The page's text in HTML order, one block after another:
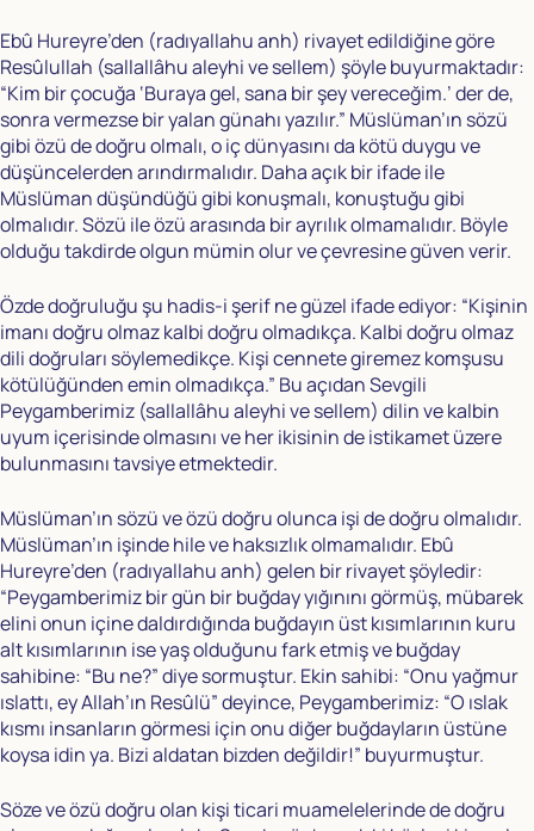
Ebû Hureyre’den (radıyallahu anh) rivayet edildiğine göre
Resûlullah (sallallâhu aleyhi ve sellem) şöyle buyurmaktadır:
“Kim bir çocuğa ‘Buraya gel, sana bir şey vereceğim.’ der de,
sonra vermezse bir yalan günahı yazılır.” Müslüman’ın sözü
gibi özü de doğru olmalı, o iç dünyasını da kötü duygu ve
düşüncelerden arındırmalıdır. Daha açık bir ifade ile
Müslüman düşündüğü gibi konuşmalı, konuştuğu gibi
olmalıdır. Sözü ile özü arasında bir ayrılık olmamalıdır. Böyle
olduğu takdirde olgun mümin olur ve çevresine güven verir.
Özde doğruluğu şu hadis-i şerif ne güzel ifade ediyor: “Kişinin
imanı doğru olmaz kalbi doğru olmadıkça. Kalbi doğru olmaz
dili doğruları söylemedikçe. Kişi cennete giremez komşusu
kötülüğünden emin olmadıkça.” Bu açıdan Sevgili
Peygamberimiz (sallallâhu aleyhi ve sellem) dilin ve kalbin
uyum içerisinde olmasını ve her ikisinin de istikamet üzere
bulunmasını tavsiye etmektedir.
Müslüman’ın sözü ve özü doğru olunca işi de doğru olmalıdır.
Müslüman’ın işinde hile ve haksızlık olmamalıdır. Ebû
Hureyre’den (radıyallahu anh) gelen bir rivayet şöyledir:
“Peygamberimiz bir gün bir buğday yığınını görmüş, mübarek
elini onun içine daldırdığında buğdayın üst kısımlarının kuru
alt kısımlarının ise yaş olduğunu fark etmiş ve buğday
sahibine: “Bu ne?” diye sormuştur. Ekin sahibi: “Onu yağmur
ıslattı, ey Allah’ın Resûlü” deyince, Peygamberimiz: “O ıslak
kısmı insanların görmesi için onu diğer buğdayların üstüne
koysa idin ya. Bizi aldatan bizden değildir!” buyurmuştur.
Söze ve özü doğru olan kişi ticari muamelelerinde de doğru